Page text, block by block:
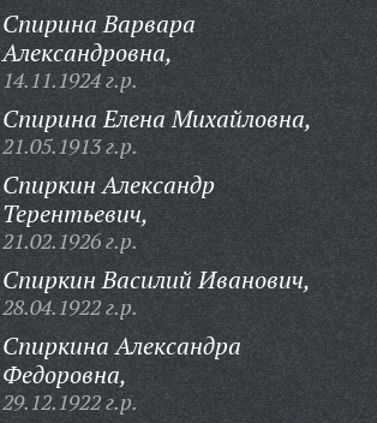
Спирина Варвара
Александровна,
14.11.1924 г.р.
Спирина Елена Михайловна,
21.05.1913 г.р.
Спиркин Александр
Терентьевич,
21.02.1926 г.р.
Спиркин Василий Иванович,
28.04.1922 г.р.
Спиркина Александра
Федоровна,
29.12.1922 г.р.